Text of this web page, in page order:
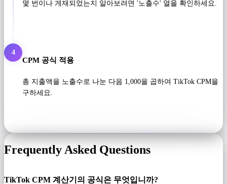
몇 번이나 게재되었는지 알아보려면 '노출수' 열을 확인하세요.
4
CPM 공식 적용
총 지출액을 노출수로 나눈 다음 1,000을 곱하여 TikTok CPM을
구하세요.
Frequently Asked Questions
TikTok CPM 계산기의 공식은 무엇입니까?